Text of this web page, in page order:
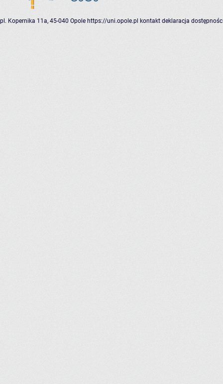
pl. Kopernika 11a, 45-040 Opole https://uni.opole.pl kontakt deklaracja